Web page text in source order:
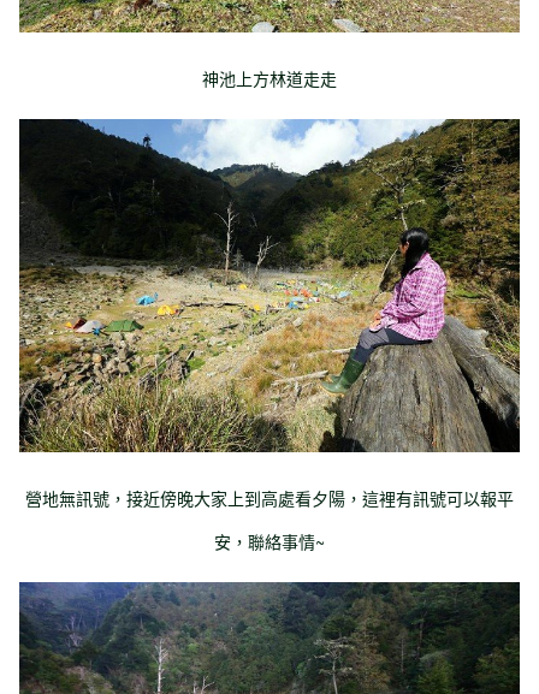
神池上方林道走走
營地無訊號，接近傍晚大家上到高處看夕陽，這裡有訊號可以報平
安，聯絡事情~